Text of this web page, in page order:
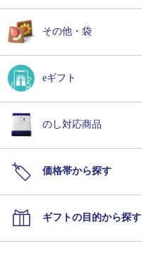
その他・袋
eギフト
のし対応商品
価格帯から探す
ギフトの目的から探す